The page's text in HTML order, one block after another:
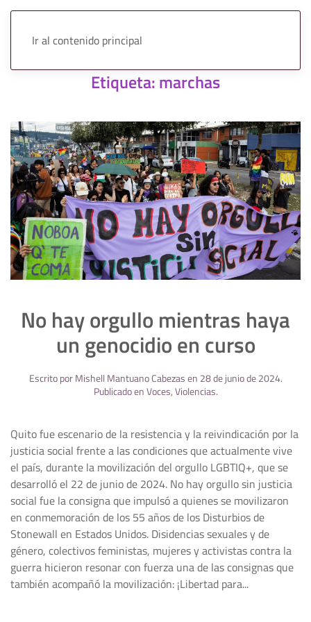
Ir al contenido principal
Etiqueta:marchas
No hay orgullo mientras haya
un genocidio en curso
Escrito porMishell Mantuano Cabezasen 28 de junio de 2024.
Publicado enVoces,Violencias.
Quito fue escenario de la resistencia y la reivindicación por la
justicia social frente a las condiciones que actualmente vive
el país, durante la movilización del orgullo LGBTIQ+, que se
desarrolló el 22 de junio de 2024. No hay orgullo sin justicia
social fue la consigna que impulsó a quienes se movilizaron
en conmemoración de los 55 años de los Disturbios de
Stonewall en Estados Unidos. Disidencias sexuales y de
género, colectivos feministas, mujeres y activistas contra la
guerra hicieron resonar con fuerza una de las consignas que
también acompañó la movilización: ¡Libertad para...